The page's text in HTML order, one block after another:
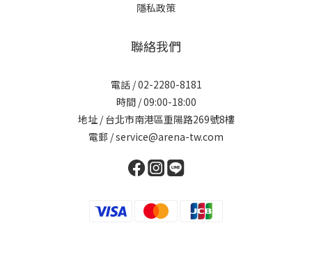
隱私政策
聯絡我們
電話 / 02-2280-8181
時間 / 09:00-18:00
地址 / 台北市南港區重陽路269號8樓
電郵 / service@arena-tw.com